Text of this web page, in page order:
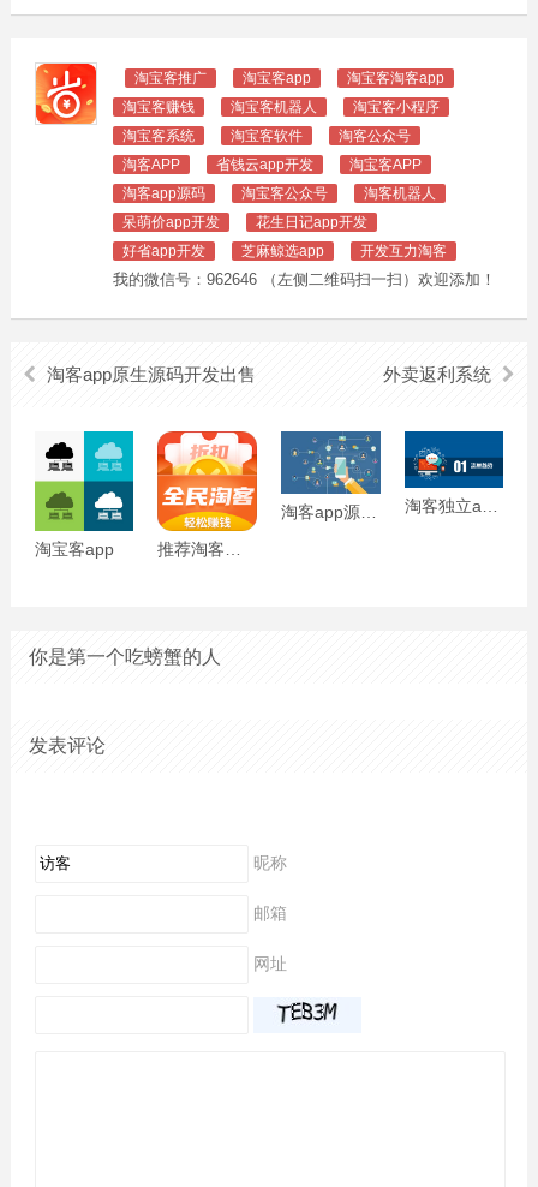
淘宝客推广 淘宝客app
淘宝客淘客app
淘宝客赚钱
淘宝客机器人
淘宝客小程序
淘宝客系统
淘宝客软件
淘客公众号
淘客APP
省钱云app开发
淘宝客APP
淘客app源码
淘宝客公众号
淘客机器人
呆萌价app开发
花生日记app开发
好省app开发
芝麻鲸选app 开发互力淘客
我的微信号：962646 （左侧二维码扫一扫）欢迎添加！
淘客app原生源码开发出售 外卖返利系统
淘宝客app
淘客app源码多少钱
你是第一个吃螃蟹的人
发表评论
昵称
邮箱
网址